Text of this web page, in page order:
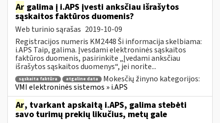
Ar galima į i.APS įvesti anksčiau išrašytos
sąskaitos faktūros duomenis?
Web turinio sąrašas 2019-10-09
Registracijos numeris KM2448 Ši informacija skelbiama:
i.APS Taip, galima. Įvesdami elektroninės sąskaitos
faktūros duomenis, pasirinkite „Įvedami anksčiau
išrašytos sąskaitos duomenys“, jei norite...
sąskaita faktūra atgaline data
Mokesčių žinyno kategorijos:
VMI elektroninės sistemos » i.APS
Ar, tvarkant apskaitą i.APS, galima stebėti
savo turimų prekių likučius, metų gale